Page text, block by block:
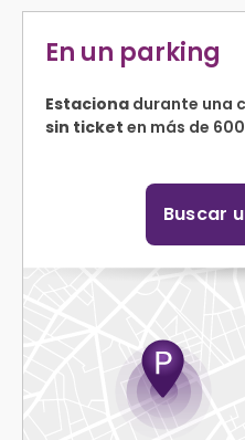
En un parking
Estaciona durante una
sin ticket en más de
Buscar